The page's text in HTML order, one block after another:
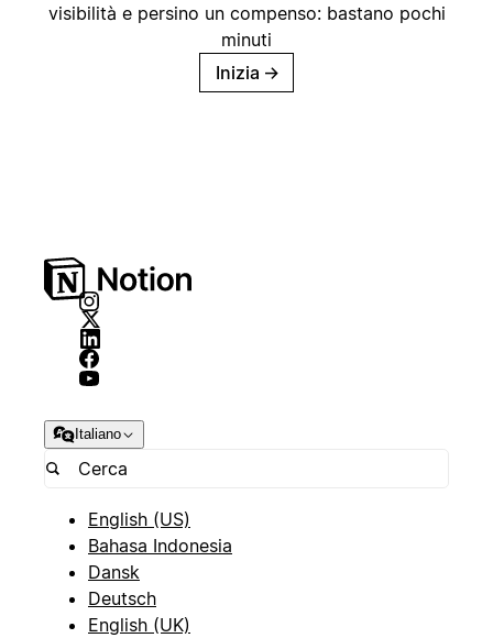
visibilità e persino un compenso: bastano pochi
minuti
Inizia →
Italiano
English (US)
Bahasa Indonesia
Dansk
Deutsch
English (UK)